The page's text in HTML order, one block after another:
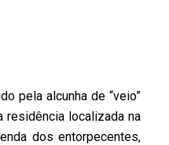
pela alcunha de “veio”
localizada na
dos entorpecentes,